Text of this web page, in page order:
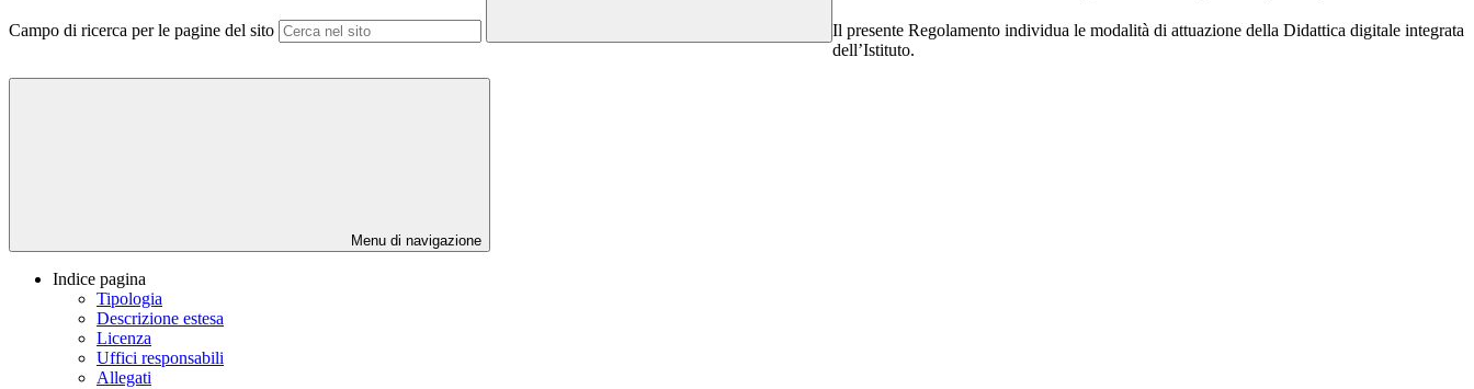
Campo di ricerca per le pagine del sito
Il presente Regolamento individua le modalità di attuazione della Didattica digitale integrata
dell’Istituto.
Menu di navigazione
Indice pagina
Tipologia
Descrizione estesa
Licenza
Uffici responsabili
Allegati